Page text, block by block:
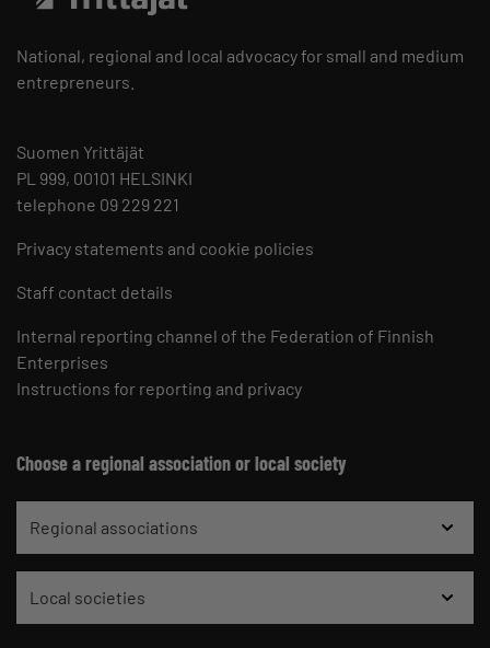
National, regional and local advocacy for small and medium
entrepreneurs.
Suomen Yrittäjät
PL 999, 00101 HELSINKI
telephone 09 229 221
Privacy statements and cookie policies
Staff contact details
Internal reporting channel of the Federation of Finnish
Enterprises
Instructions for reporting and privacy
Choose a regional association or local society
Regional associations
Local societies